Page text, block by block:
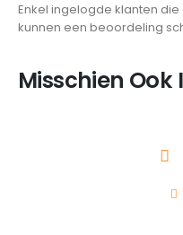
Enkel ingelogde klanten
kunnen een beoordeling
Misschien Ook